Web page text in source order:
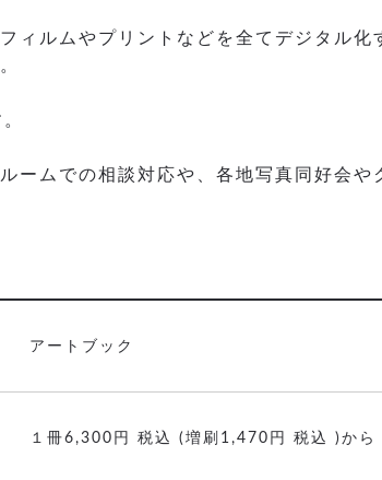
ィルムやプリントなどを全てデジタル
ームでの相談対応や、各地写真同好会
アートブック
１冊6,300円 税込 (増刷1,470円 税込 )から